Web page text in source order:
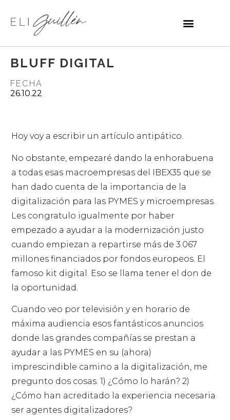
BLUFF DIGITAL
FECHA
26.10.22
Hoy voy a escribir un artículo antipático.
No obstante, empezaré dando la enhorabuena
a todas esas macroempresas del IBEX35 que se
han dado cuenta de la importancia de la
digitalización para las PYMES y microempresas.
Les congratulo igualmente por haber
empezado a ayudar a la modernización justo
cuando empiezan a repartirse más de 3.067
millones financiados por fondos europeos. El
famoso kit digital. Eso se llama tener el don de
la oportunidad.
Cuando veo por televisión y en horario de
máxima audiencia esos fantásticos anuncios
donde las grandes compañías se prestan a
ayudar a las PYMES en su (ahora)
imprescindible camino a la digitalización, me
pregunto dos cosas. 1) ¿Cómo lo harán? 2)
¿Cómo han acreditado la experiencia necesaria
ser agentes digitalizadores?